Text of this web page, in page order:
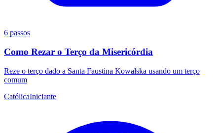
6 passos
Como Rezar o Terço da Misericórdia
Reze o terço dado a Santa Faustina Kowalska usando um terço
comum
CatólicaIniciante